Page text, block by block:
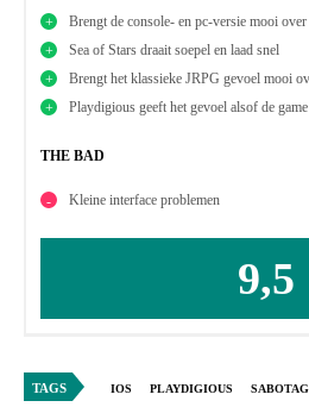
Brengt de console- en pc-versie mooi
Sea of Stars draait soepel en laad snel
Brengt het klassieke JRPG gevoel mooi
Playdigious geeft het gevoel alsof de
THE BAD
Kleine interface problemen
9,5
TAGS IOS PLAYDIGIOUS